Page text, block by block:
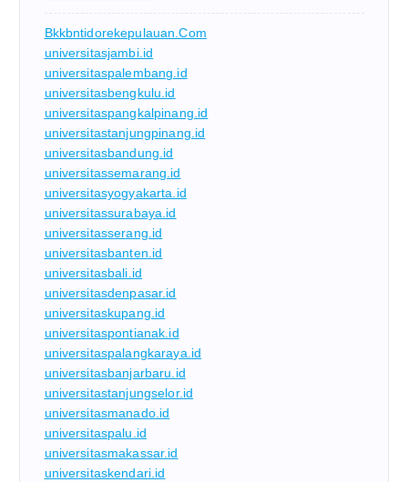
Bkkbntidorekepulauan.com
universitasjambi.id
universitaspalembang.id
universitasbengkulu.id
universitaspangkalpinang.id
universitastanjungpinang.id
universitasbandung.id
universitassemarang.id
universitasyogyakarta.id
universitassurabaya.id
universitasserang.id
universitasbanten.id
universitasbali.id
universitasdenpasar.id
universitaskupang.id
universitaspontianak.id
universitaspalangkaraya.id
universitasbanjarbaru.id
universitastanjungselor.id
universitasmanado.id
universitaspalu.id
universitasmakassar.id
universitaskendari.id